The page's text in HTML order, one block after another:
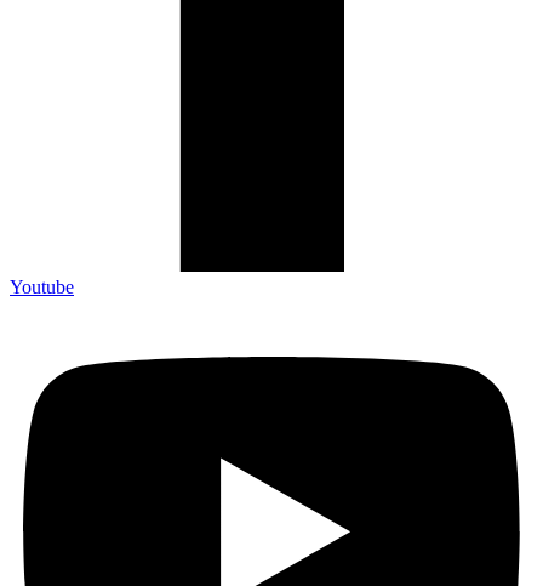
Youtube